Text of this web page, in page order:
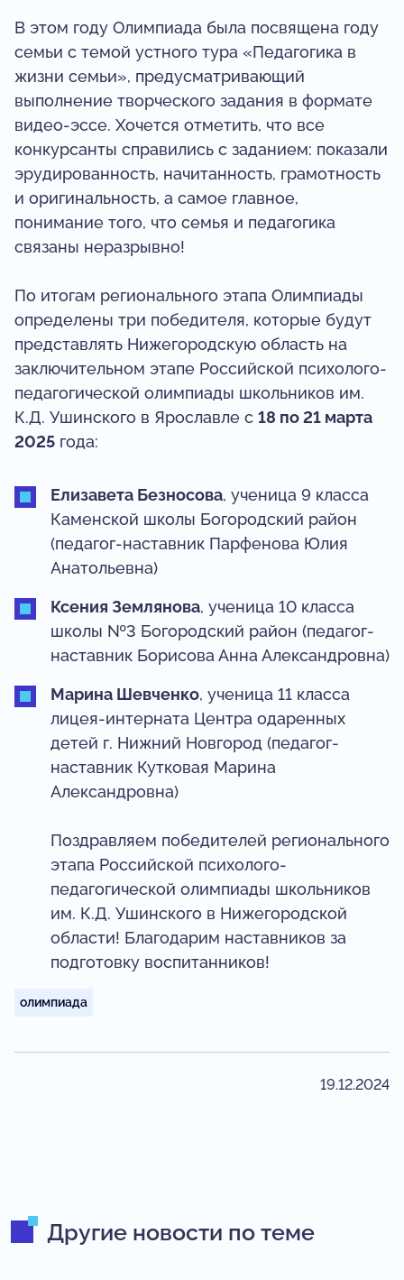
В этом году Олимпиада была посвящена году
семьи с темой устного тура «Педагогика в
жизни семьи», предусматривающий
выполнение творческого задания в формате
видео-эссе. Хочется отметить, что все
конкурсанты справились с заданием: показали
эрудированность, начитанность, грамотность
и оригинальность, а самое главное,
понимание того, что семья и педагогика
связаны неразрывно!
По итогам регионального этапа Олимпиады
определены три победителя, которые будут
представлять Нижегородскую область на
заключительном этапе Российской психолого-
педагогической олимпиады школьников им.
К.Д. Ушинского в Ярославле с 18 по 21 марта
2025 года:
Елизавета Безносова, ученица 9 класса
Каменской школы Богородский район
(педагог-наставник Парфенова Юлия
Анатольевна)
Ксения Землянова, ученица 10 класса
школы №3 Богородский район (педагог-
наставник Борисова Анна Александровна)
Марина Шевченко, ученица 11 класса
лицея-интерната Центра одаренных
детей г. Нижний Новгород (педагог-
наставник Кутковая Марина
Александровна)
Поздравляем победителей регионального
этапа Российской психолого-
педагогической олимпиады школьников
им. К.Д. Ушинского в Нижегородской
области! Благодарим наставников за
подготовку воспитанников!
олимпиада
19.12.2024
Другие новости по теме